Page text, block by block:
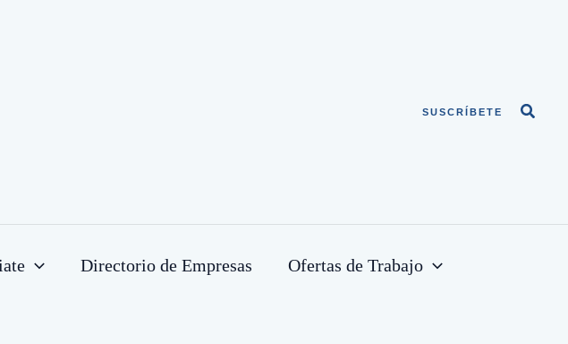
SUSCRÍBETE
Directorio de Empresas Ofertas de Trabajo